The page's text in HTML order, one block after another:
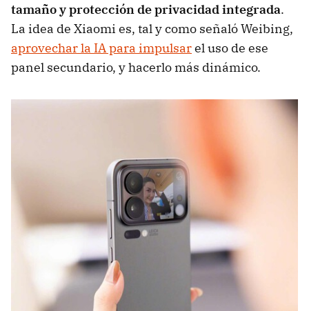
tamaño y protección de privacidad integrada.
La idea de Xiaomi es, tal y como señaló Weibing,
aprovechar la IA para impulsarel uso de ese
panel secundario, y hacerlo más dinámico.